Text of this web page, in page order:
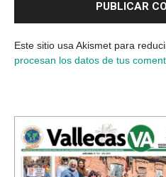
Este sitio usa Akismet para
procesan los datos de tus